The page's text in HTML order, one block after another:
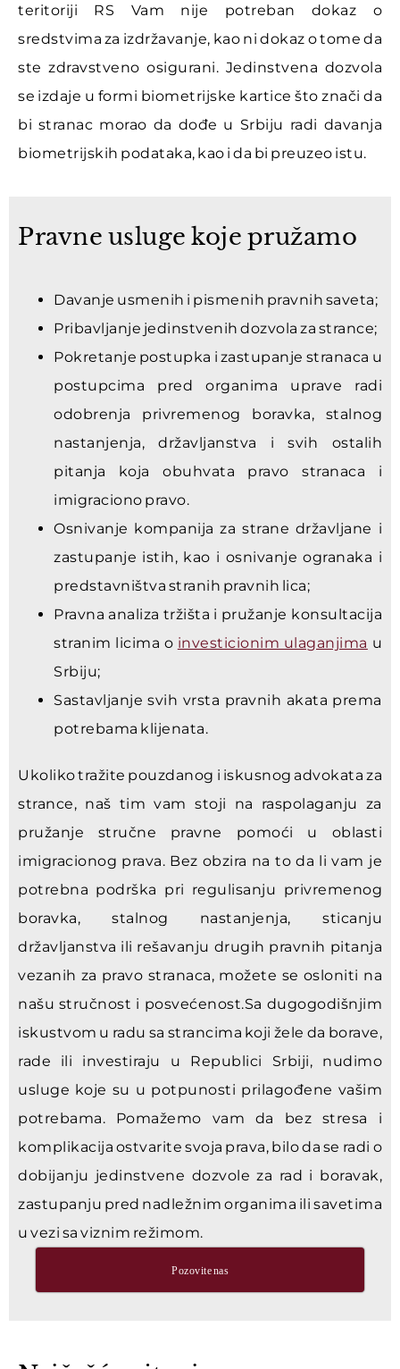
teritoriji RS Vam nije potreban dokaz o
sredstvima za izdržavanje, kao ni dokaz o tome da
ste zdravstveno osigurani. Jedinstvena dozvola
se izdaje u formi biometrijske kartice što znači da
bi stranac morao da dođe u Srbiju radi davanja
biometrijskih podataka, kao i da bi preuzeo istu.
Pravne usluge koje pružamo
Davanje usmenih i pismenih pravnih saveta;
Pribavljanje jedinstvenih dozvola za strance;
Pokretanje postupka i zastupanje stranaca u
postupcima pred organima uprave radi
odobrenja privremenog boravka, stalnog
nastanjenja, državljanstva i svih ostalih
pitanja koja obuhvata pravo stranaca i
imigraciono pravo.
Osnivanje kompanija za strane državljane i
zastupanje istih, kao i osnivanje ogranaka i
predstavništva stranih pravnih lica;
Pravna analiza tržišta i pružanje konsultacija
stranim licima o investicionim ulaganjima u
Srbiju;
Sastavljanje svih vrsta pravnih akata prema
potrebama klijenata.
Ukoliko tražite pouzdanog i iskusnog advokata za
strance, naš tim vam stoji na raspolaganju za
pružanje stručne pravne pomoći u oblasti
imigracionog prava. Bez obzira na to da li vam je
potrebna podrška pri regulisanju privremenog
boravka, stalnog nastanjenja, sticanju
državljanstva ili rešavanju drugih pravnih pitanja
vezanih za pravo stranaca, možete se osloniti na
našu stručnost i posvećenost.Sa dugogodišnjim
iskustvom u radu sa strancima koji žele da borave,
rade ili investiraju u Republici Srbiji, nudimo
usluge koje su u potpunosti prilagođene vašim
potrebama. Pomažemo vam da bez stresa i
komplikacija ostvarite svoja prava, bilo da se radi o
dobijanju jedinstvene dozvole za rad i boravak,
zastupanju pred nadležnim organima ili savetima
u vezi sa viznim režimom.
Pozovite nas